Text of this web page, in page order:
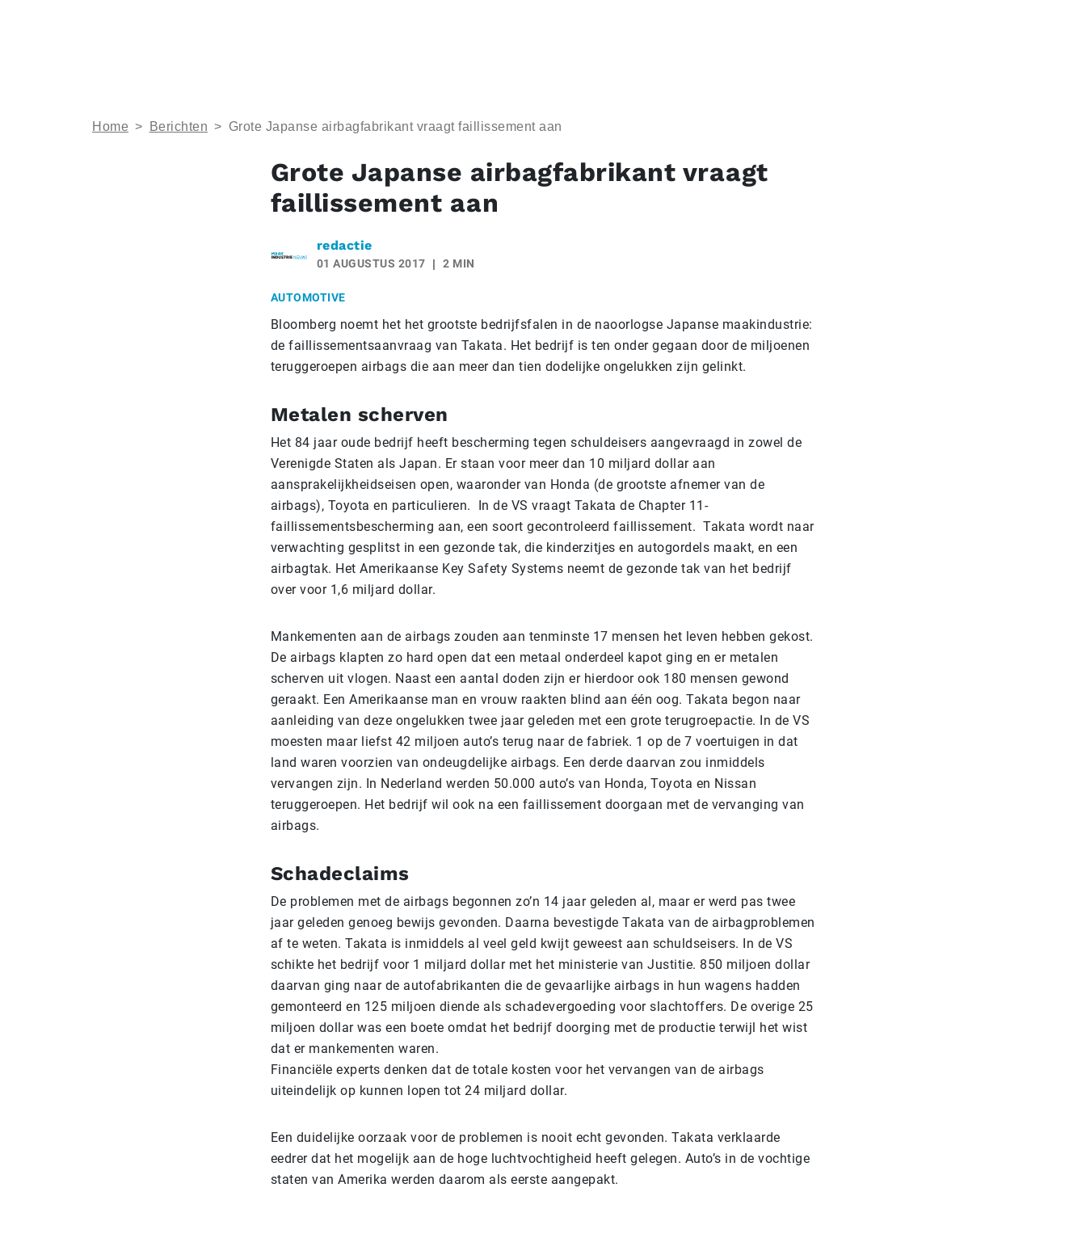
Home > Berichten > Grote Japanse airbagfabrikant vraagt faillissement aan
Grote Japanse airbagfabrikant vraagt
faillissement aan
redactie
01 AUGUSTUS 2017 2 MIN
AUTOMOTIVE
Bloomberg noemt het het grootste bedrijfsfalen in de naoorlogse Japanse maakindustrie:
de faillissementsaanvraag van Takata. Het bedrijf is ten onder gegaan door de miljoenen
teruggeroepen airbags die aan meer dan tien dodelijke ongelukken zijn gelinkt.
Metalen scherven
Het 84 jaar oude bedrijf heeft bescherming tegen schuldeisers aangevraagd in zowel de
Verenigde Staten als Japan. Er staan voor meer dan 10 miljard dollar aan
aansprakelijkheidseisen open, waaronder van Honda (de grootste afnemer van de
airbags), Toyota en particulieren. In de VS vraagt Takata de Chapter 11-
faillissementsbescherming aan, een soort gecontroleerd faillissement. Takata wordt naar
verwachting gesplitst in een gezonde tak, die kinderzitjes en autogordels maakt, en een
airbagtak. Het Amerikaanse Key Safety Systems neemt de gezonde tak van het bedrijf
over voor 1,6 miljard dollar.
Mankementen aan de airbags zouden aan tenminste 17 mensen het leven hebben gekost.
De airbags klapten zo hard open dat een metaal onderdeel kapot ging en er metalen
scherven uit vlogen. Naast een aantal doden zijn er hierdoor ook 180 mensen gewond
geraakt. Een Amerikaanse man en vrouw raakten blind aan één oog. Takata begon naar
aanleiding van deze ongelukken twee jaar geleden met een grote terugroepactie. In de VS
moesten maar liefst 42 miljoen auto’s terug naar de fabriek. 1 op de 7 voertuigen in dat
land waren voorzien van ondeugdelijke airbags. Een derde daarvan zou inmiddels
vervangen zijn. In Nederland werden 50.000 auto’s van Honda, Toyota en Nissan
teruggeroepen. Het bedrijf wil ook na een faillissement doorgaan met de vervanging van
airbags.
Schadeclaims
De problemen met de airbags begonnen zo’n 14 jaar geleden al, maar er werd pas twee
jaar geleden genoeg bewijs gevonden. Daarna bevestigde Takata van de airbagproblemen
af te weten. Takata is inmiddels al veel geld kwijt geweest aan schuldseisers. In de VS
schikte het bedrijf voor 1 miljard dollar met het ministerie van Justitie. 850 miljoen dollar
daarvan ging naar de autofabrikanten die de gevaarlijke airbags in hun wagens hadden
gemonteerd en 125 miljoen diende als schadevergoeding voor slachtoffers. De overige 25
miljoen dollar was een boete omdat het bedrijf doorging met de productie terwijl het wist
dat er mankementen waren.
Financiële experts denken dat de totale kosten voor het vervangen van de airbags
uiteindelijk op kunnen lopen tot 24 miljard dollar.
Een duidelijke oorzaak voor de problemen is nooit echt gevonden. Takata verklaarde
eedrer dat het mogelijk aan de hoge luchtvochtigheid heeft gelegen. Auto’s in de vochtige
staten van Amerika werden daarom als eerste aangepakt.